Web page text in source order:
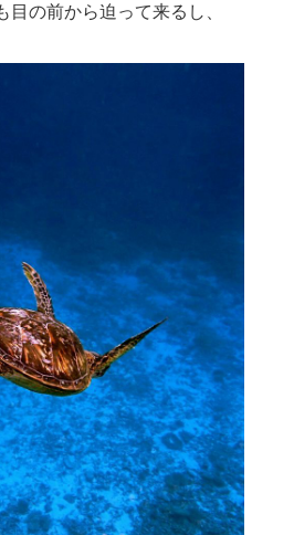
目の前から迫って来るし、